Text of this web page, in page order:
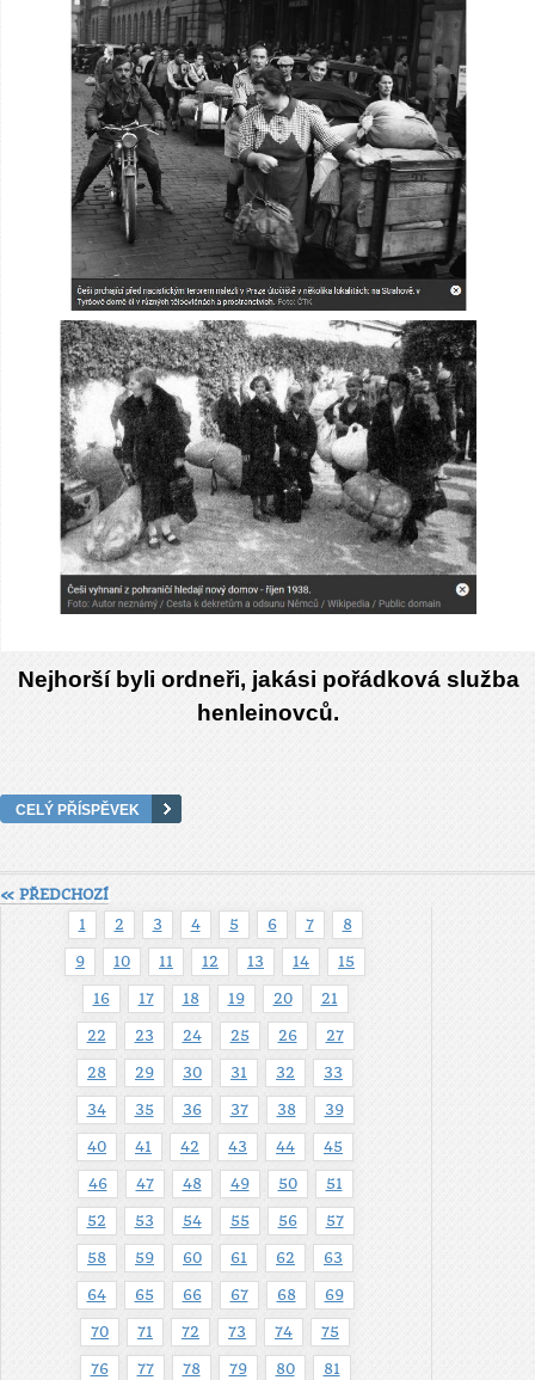
Nejhorší byli ordneři, jakási pořádková služba
henleinovců.
CELÝ PŘÍSPĚVEK
« PŘEDCHOZÍ
1
2 3 4 5 6 7 8
9 10 11 12 13 14 15
16 17 18 19 20 21
22 23 24 25 26 27
28 29 30 31 32 33
34 35 36 37 38 39
40 41 42 43 44 45
46 47 48 49 50 51
52 53 54 55 56 57
58 59 60 61 62 63
64 65 66 67 68 69
70 71 72 73 74 75
76 77 78 79 80 81